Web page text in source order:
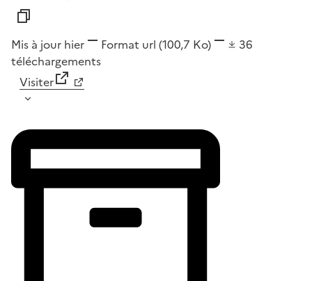
Mis à jour hier Format url (100,7 Ko)
36
téléchargements
Visiter